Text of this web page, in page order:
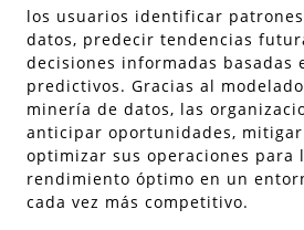
los usuarios identificar
datos, predecir tendencias
decisiones informadas basadas
predictivos. Gracias al
minería de datos, las
anticipar oportunidades,
optimizar sus operaciones para
rendimiento óptimo en un
cada vez más competitivo.